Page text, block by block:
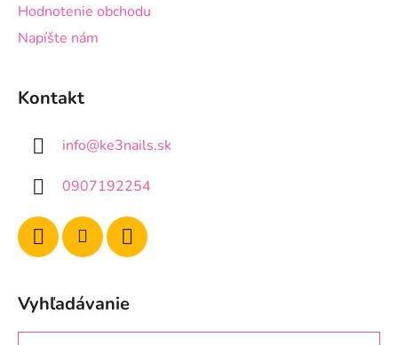
Hodnotenie obchodu
Napíšte nám
Kontakt
info@ke3nails.sk
0907192254
Vyhľadávanie